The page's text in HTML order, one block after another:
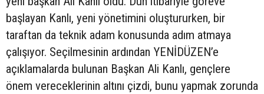
başlayan Kanlı, yeni yönetimini oluştururken, bir
taraftan da teknik adam konusunda adım atmaya
çalışıyor. Seçilmesinin ardından YENİDÜZEN’e
açıklamalarda bulunan Başkan Ali Kanlı, gençlere
önem vereceklerinin altını çizdi, bunu yapmak zorunda